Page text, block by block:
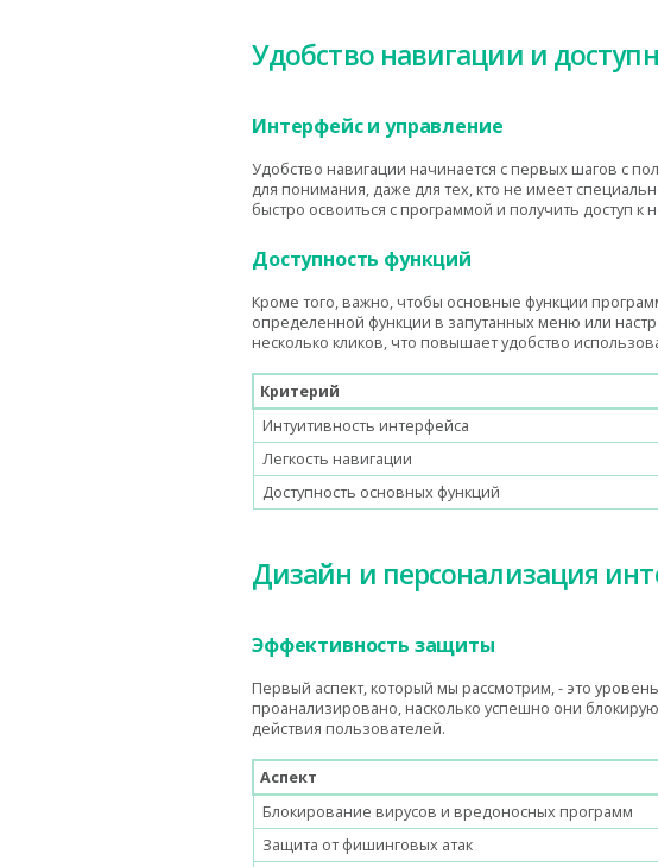
Удобство навигации и
Интерфейс и управление
Удобство навигации начинается с первых шагов с
для понимания, даже для тех, кто не имеет
быстро освоиться с программой и получить доступ
Доступность функций
Кроме того, важно, чтобы основные функции
определенной функции в запутанных меню или
несколько кликов, что повышает удобство
Критерий
Интуитивность интерфейса
Легкость навигации
Доступность основных функций
Дизайн и персонализация
Эффективность защиты
Первый аспект, который мы рассмотрим, - это
проанализировано, насколько успешно они
действия пользователей.
Аспект
Блокирование вирусов и вредоносных программ
Защита от фишинговых атак